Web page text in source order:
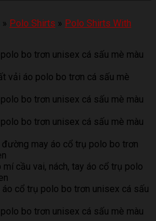
» Polo Shirts » Polo Shirts With